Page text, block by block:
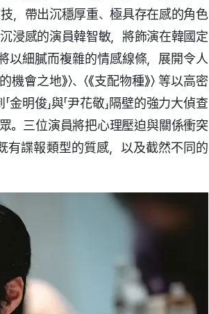
，帶出沉穩厚重、極具存在感的角色
浸感的演員韓智敏，將飾演在韓國定
將以細膩而複雜的情感線條，展開令人
會之地》〉、〈《支配物種》〉 等以高密
明俊」與「尹花敬」隔壁的強力大偵查
。三位演員將把心理壓迫與關係衝突
有諜報類型的質感，以及截然不同的